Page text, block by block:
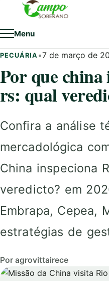
Pular para o conteúdo
Menu
PECUÁRIA •7 de março de
Por que china
rs: qual
Confira a análise
mercadológica
China inspeciona
veredicto? em
Embrapa, Cepea,
estratégias de
Por agrovittairece